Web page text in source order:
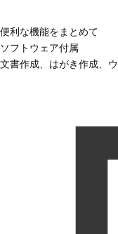
便利な機能をまとめて
ソフトウェア付属
文書作成、はがき作成、